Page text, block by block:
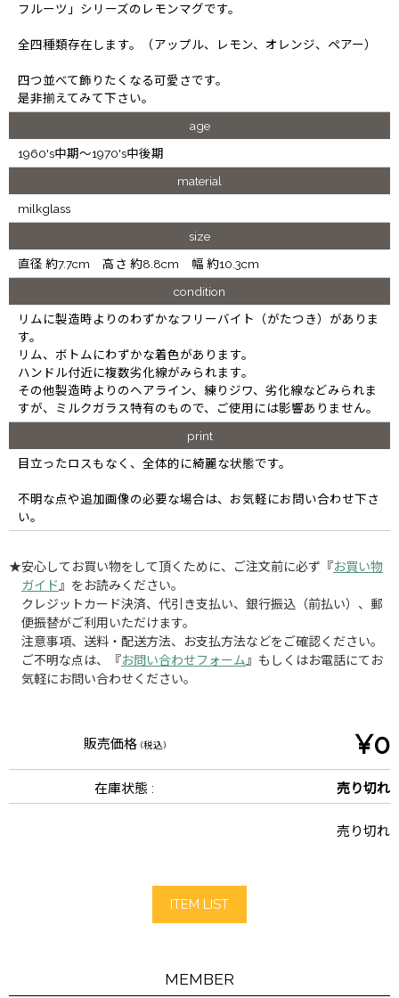
フルーツ」シリーズのレモンマグです。
全四種類存在します。（アップル、レモン、オレンジ、ペアー）
四つ並べて飾りたくなる可愛さです。
是非揃えてみて下さい。
age
1960's中期～1970's中後期
material
milkglass
size
直径 約7.7cm 高さ 約8.8cm 幅 約10.3cm
condition
リムに製造時よりのわずかなフリーバイト（がたつき）がありま
す。
リム、ボトムにわずかな着色があります。
ハンドル付近に複数劣化線がみられます。
その他製造時よりのヘアライン、練りジワ、劣化線などみられま
すが、ミルクガラス特有のもので、ご使用には影響ありません。
print
目立ったロスもなく、全体的に綺麗な状態です。
不明な点や追加画像の必要な場合は、お気軽にお問い合わせ下さ
い。
★安心してお買い物をして頂くために、ご注文前に必ず『お買い物
ガイド 』をお読みください。
クレジットカード決済、代引き支払い、銀行振込（前払い）、郵
便振替がご利用いただけます。
注意事項、送料・配送方法、お支払方法などをご確認ください。
ご不明な点は、『お問い合わせフォーム 』もしくはお電話にてお
気軽にお問い合わせください。
販売価格 (税込) ¥0
在庫状態 : 売り切れ
売り切れ
ITEM LIST
MEMBER